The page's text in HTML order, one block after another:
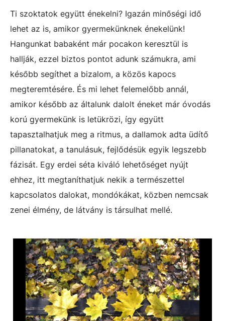
Ti szoktatok együtt énekelni? Igazán minőségi idő
lehet az is, amikor gyermekünknek énekelünk!
Hangunkat babaként már pocakon keresztül is
hallják, ezzel biztos pontot adunk számukra, ami
később segíthet a bizalom, a közös kapocs
megteremtésére. És mi lehet felemelőbb annál,
amikor később az általunk dalolt éneket már óvodás
korú gyermekünk is letükrözi, így együtt
tapasztalhatjuk meg a ritmus, a dallamok adta üdítő
pillanatokat, a tanulásuk, fejlődésük egyik legszebb
fázisát. Egy erdei séta kiváló lehetőséget nyújt
ehhez, itt megtaníthatjuk nekik a természettel
kapcsolatos dalokat, mondókákat, közben nemcsak
zenei élmény, de látvány is társulhat mellé.